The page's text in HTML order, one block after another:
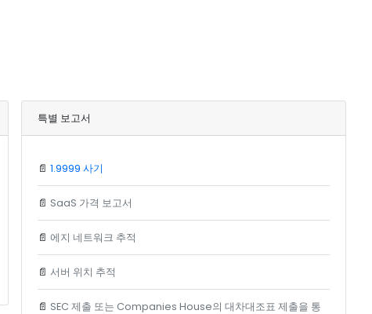
특별 보고서
📄 1.9999 사기
📄 SaaS 가격 보고서
📄 에지 네트워크 추적
📄 서버 위치 추적
📄 SEC 제출 또는 Companies House의 대차대조표 제출을 통